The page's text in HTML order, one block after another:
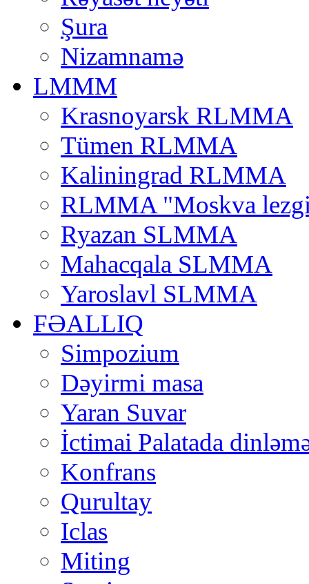
Şura
Nizamnamə
LMMM
Krasnoyarsk RLMMA
Tümen RLMMA
Kaliningrad RLMMA
RLMMA "Moskva
Ryazan SLMMA
Mahacqala SLMMA
Yaroslavl SLMMA
FƏALLIQ
Simpozium
Dəyirmi masa
Yaran Suvar
İctimai Palatada
Konfrans
Qurultay
Iclas
Miting